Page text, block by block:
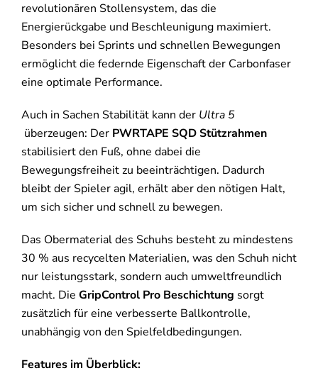
revolutionären Stollensystem, das die
Energierückgabe und Beschleunigung maximiert.
Besonders bei Sprints und schnellen Bewegungen
ermöglicht die federnde Eigenschaft der Carbonfaser
eine optimale Performance.
Auch in Sachen Stabilität kann der Ultra 5
überzeugen: Der PWRTAPE SQD Stützrahmen
stabilisiert den Fuß, ohne dabei die
Bewegungsfreiheit zu beeinträchtigen. Dadurch
bleibt der Spieler agil, erhält aber den nötigen Halt,
um sich sicher und schnell zu bewegen.
Das Obermaterial des Schuhs besteht zu mindestens
30 % aus recycelten Materialien, was den Schuh nicht
nur leistungsstark, sondern auch umweltfreundlich
macht. Die GripControl Pro Beschichtung sorgt
zusätzlich für eine verbesserte Ballkontrolle,
unabhängig von den Spielfeldbedingungen.
Features im Überblick: